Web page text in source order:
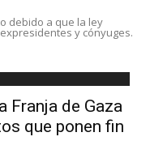
debido a que la ley
y cónyuges.
Franja de Gaza
que ponen fin